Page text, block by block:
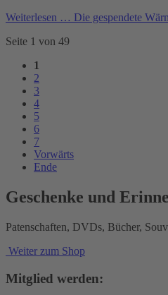
Weiterlesen … Die gespendete
Seite 1 von 49
1
2
3
4
5
6
7
Vorwärts
Ende
Geschenke und
Patenschaften, DVDs, Bücher,
Weiter zum Shop
Mitglied werden: